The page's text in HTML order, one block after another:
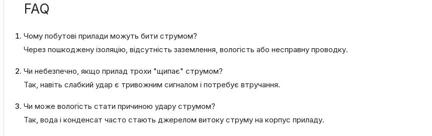
FAQ
Чому побутові прилади можуть бити струмом?
Через пошкоджену ізоляцію, відсутність заземлення, вологість або несправну проводку.
Чи небезпечно, якщо прилад трохи "щипає" струмом?
Так, навіть слабкий удар є тривожним сигналом і потребує втручання.
Чи може вологість стати причиною удару струмом?
Так, вода і конденсат часто стають джерелом витоку струму на корпус приладу.